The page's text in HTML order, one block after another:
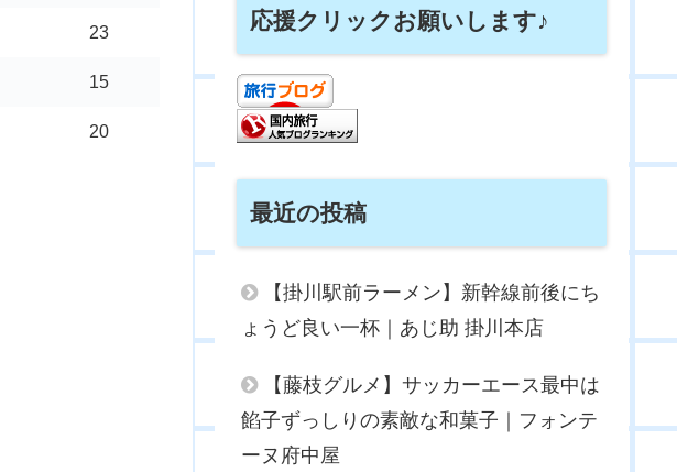
23
15
20
応援クリックお願いします♪
最近の投稿
【掛川駅前ラーメン】新幹線前後にち
ょうど良い一杯｜あじ助 掛川本店
【藤枝グルメ】サッカーエース最中は
餡子ずっしりの素敵な和菓子｜フォンテ
ーヌ府中屋